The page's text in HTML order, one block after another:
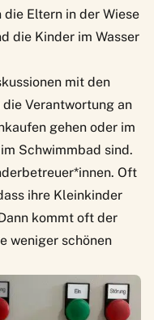
Eltern in der Wiese
die Kinder im Wasser
mit den
Verantwortung an
gehen oder im
Schwimmbad sind.
Oft
ihre Kleinkinder
kommt oft der
weniger schönen